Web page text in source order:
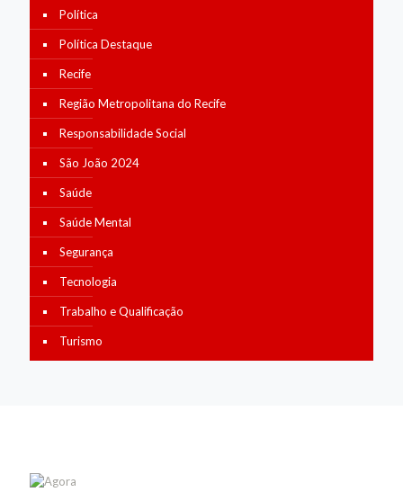
Política
Política Destaque
Recife
Região Metropolitana do Recife
Responsabilidade Social
São João 2024
Saúde
Saúde Mental
Segurança
Tecnologia
Trabalho e Qualificação
Turismo